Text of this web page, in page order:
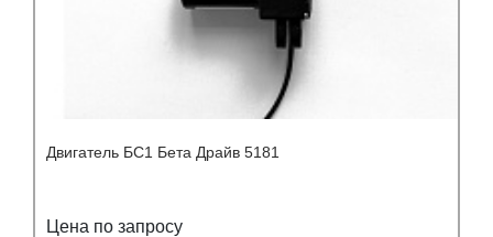
Двигатель БС1 Бета Драйв 5181
Цена по запросу